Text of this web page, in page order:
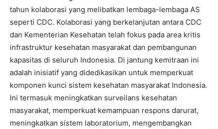
tahun kolaborasi yang melibatkan lembaga-lembaga AS
seperti CDC. Kolaborasi yang berkelanjutan antara CDC
dan Kementerian Kesehatan telah fokus pada area kritis
infrastruktur kesehatan masyarakat dan pembangunan
kapasitas di seluruh Indonesia. Di jantung kemitraan ini
adalah inisiatif yang didedikasikan untuk memperkuat
komponen kunci sistem kesehatan masyarakat Indonesia.
Ini termasuk meningkatkan surveilans kesehatan
masyarakat, memperkuat kemampuan respons darurat,
meningkatkan sistem laboratorium, mengembangkan